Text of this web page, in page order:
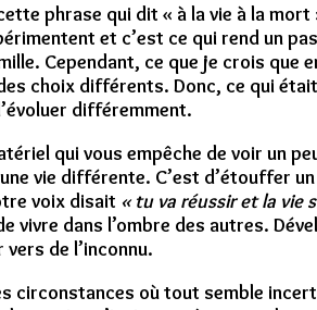
phrase qui dit « à la vie à la
et c’est ce qui rend un
Cependant, ce que je crois que
choix différents. Donc, ce qui
différemment.
qui vous empêche de voir un
vie différente. C’est d’étouffer
voix disait « tu va réussir et la vie
vivre dans l’ombre des autres.
de l’inconnu.
circonstances où tout semble